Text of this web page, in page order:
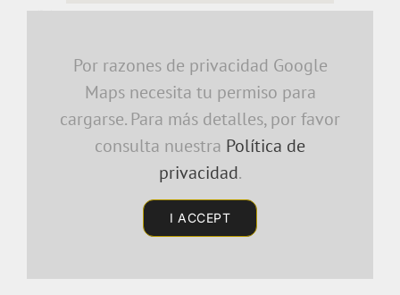
embedding a google map
Por razones de privacidad Google
Maps necesita tu permiso para
cargarse. Para más detalles, por favor
consulta nuestra Política de
privacidad.
I ACCEPT